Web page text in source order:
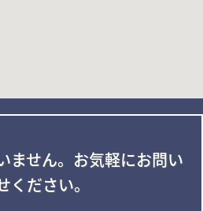
せん。 お気軽にお問い
ください。